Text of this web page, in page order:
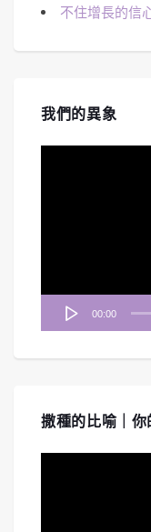
不住增長的信
我們的異象
00:00
撒種的比喻｜你